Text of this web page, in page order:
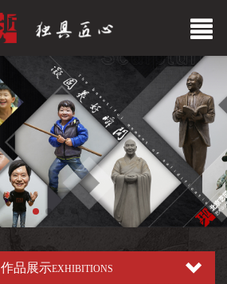
作品展示EXHIBITIONS